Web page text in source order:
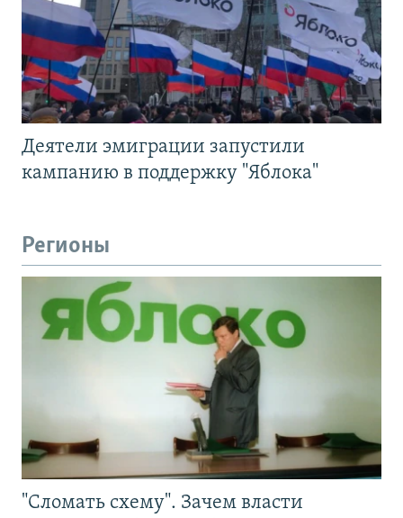
Деятели эмиграции запустили
кампанию в поддержку "Яблока"
Регионы
"Сломать схему". Зачем власти